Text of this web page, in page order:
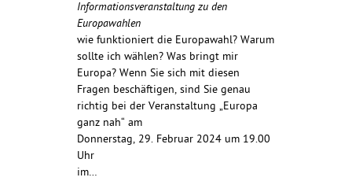
Informationsveranstaltung zu den
Europawahlen
wie funktioniert die Europawahl? Warum
sollte ich wählen? Was bringt mir
Europa? Wenn Sie sich mit diesen
Fragen beschäftigen, sind Sie genau
richtig bei der Veranstaltung „Europa
ganz nah“ am
Donnerstag, 29. Februar 2024 um 19.00
Uhr
im…